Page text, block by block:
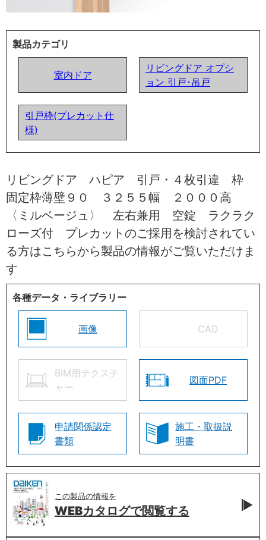
製品カテゴリ
室内ドア
リビングドア オプシ
ョン 引戸･吊戸
引戸枠(プレカット仕
様)
リビングドア ハピア 引戸・４枚引違 枠
固定枠薄壁９０ ３２５５幅 ２０００高
〈ミルベージュ〉 左右兼用 空錠 ラクラク
ローズ付 プレカットのご採用を検討されてい
る方はこちらから製品の情報がご覧いただけま
す
各種データ・ライブラリー
画像 CAD
BIM用テクスチ
ャー
図面PDF
申請関係認定
書類
施工・取扱説
明書
この製品の情報を
WEBカタログで閲覧する